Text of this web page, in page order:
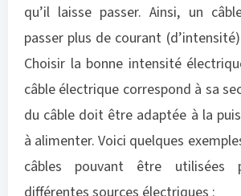
qu’il laisse passer. Ainsi, un
passer plus de courant
Choisir la bonne intensité
câble électrique correspond à sa
du câble doit être adaptée à la
à alimenter. Voici quelques
câbles pouvant être utilisées